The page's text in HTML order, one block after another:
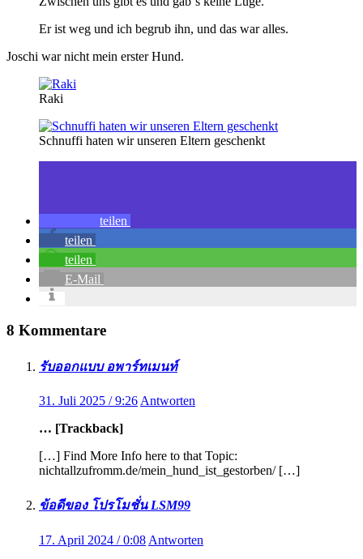
Er ist weg und ich begrub ihn, und das war alles.
Joschi war nicht mein erster Hund.
Raki
Schnuffi haten wir unseren Eltern geschenkt
teilen
teilen
teilen
E-Mail
8 Kommentare
รับออกแบบ อพาร์ทเมนท์
31. Juli 2025 / 9:26 Antworten
… [Trackback]
[…] Find More Info here to that Topic:
nichtallzufromm.de/mein_hund_ist_gestorben/ […]
ข้อดีของ โปรโมชั่น LSM99
17. April 2024 / 0:08 Antworten